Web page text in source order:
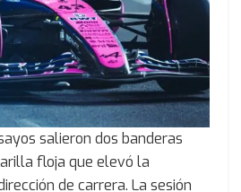
salieron dos banderas
floja que elevó la
de carrera. La sesión